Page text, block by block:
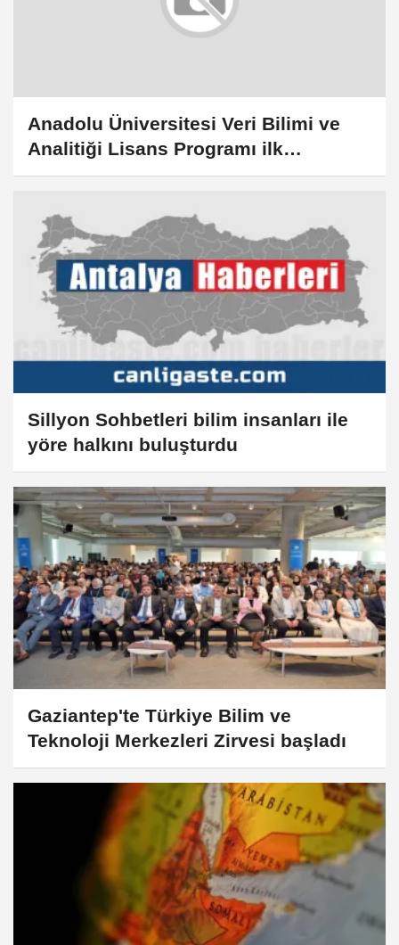
Anadolu Üniversitesi Veri Bilimi ve
Analitiği Lisans Programı ilk
öğrencilerini kabul edecek
Sillyon Sohbetleri bilim insanları ile
yöre halkını buluşturdu
Gaziantep'te Türkiye Bilim ve
Teknoloji Merkezleri Zirvesi başladı